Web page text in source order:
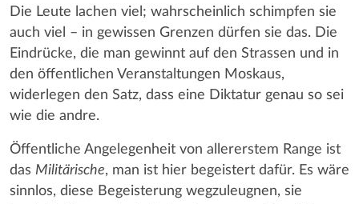
Die Leute lachen viel; wahrscheinlich schimpfen sie
auch viel – in gewissen Grenzen dürfen sie das. Die
Eindrücke, die man gewinnt auf den Strassen und in
den öffentlichen Veranstaltungen Moskaus,
widerlegen den Satz, dass eine Diktatur genau so sei
wie die andre.
Öffentliche Angelegenheit von allererstem Range ist
das Militärische, man ist hier begeistert dafür. Es wäre
sinnlos, diese Begeisterung wegzuleugnen, sie